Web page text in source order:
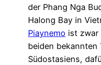
der Phang Nga
Halong Bay in
Piaynemo ist zwar
beiden
Südostasiens,